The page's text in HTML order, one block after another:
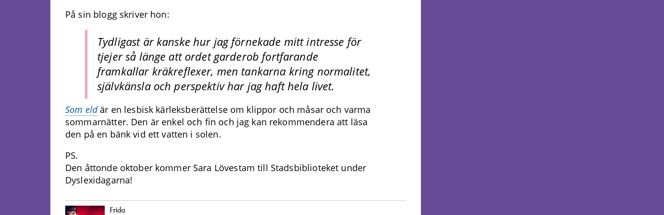
På sin blogg skriver hon:
Tydligast är kanske hur jag förnekade mitt intresse för
tjejer så länge att ordet garderob fortfarande
framkallar kräkreflexer, men tankarna kring normalitet,
självkänsla och perspektiv har jag haft hela livet.
Som eldär en lesbisk kärleksberättelse om klippor och måsar och varma
sommarnätter. Den är enkel och fin och jag kan rekommendera att läsa
den på en bänk vid ett vatten i solen.
PS.
Den åttonde oktober kommer Sara Lövestam till Stadsbiblioteket under
Dyslexidagarna!
Frida